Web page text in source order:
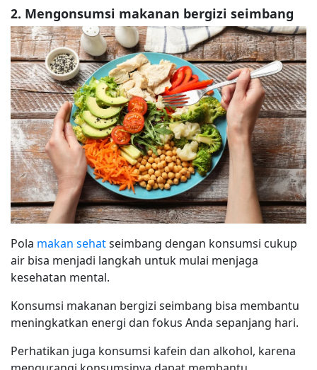
2. Mengonsumsi makanan bergizi seimbang
Pola makan sehatseimbang dengan konsumsi cukup
air bisa menjadi langkah untuk mulai menjaga
kesehatan mental.
Konsumsi makanan bergizi seimbang bisa membantu
meningkatkan energi dan fokus Anda sepanjang hari.
Perhatikan juga konsumsi kafein dan alkohol, karena